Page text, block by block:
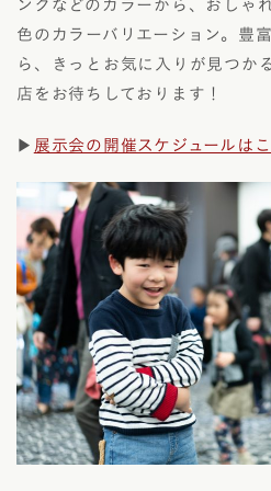
ンクなどのカラーから、おしゃ
色のカラーバリエーション。豊
ら、きっとお気に入りが見つか
店をお待ちしております！
▶ 展示会の開催スケジュールは